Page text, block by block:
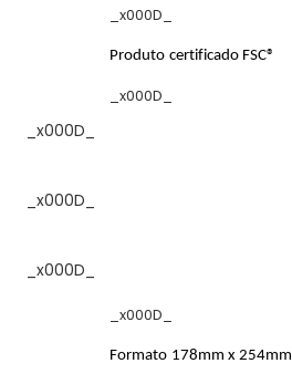
_x000D_
Produto certificado FSC®
_x000D_
_x000D_
_x000D_
_x000D_
_x000D_
Formato 178mm x 254mm